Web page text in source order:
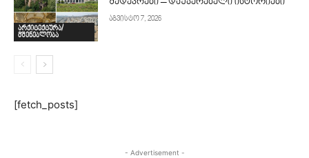
არქიტექტურა/
მშენებლობა
აგვისტო 7, 2026
[fetch_posts]
- Advertisement -